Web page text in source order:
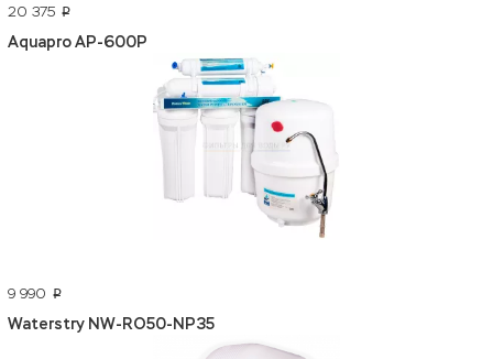
20 375 p
Aquapro AP-600P
9 990 p
Waterstry NW-RO50-NP35